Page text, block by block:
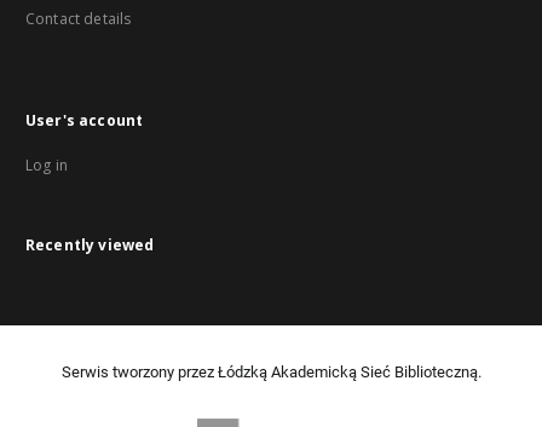
Contact details
User's account
Log in
Recently viewed
Serwis tworzony przez Łódzką Akademicką Sieć Biblioteczną.